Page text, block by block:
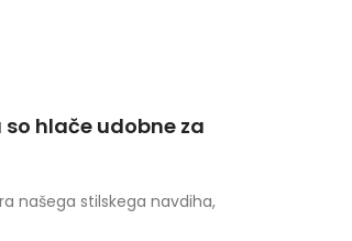
hlače udobne za
našega stilskega navdiha,